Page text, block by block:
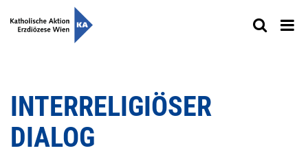
INTERRELIGIÖSER
DIALOG